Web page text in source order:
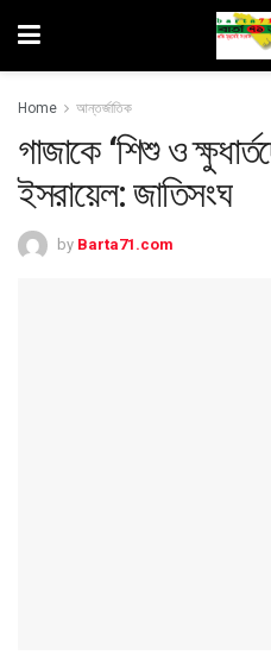
Home আন্তর্জাতিক
গাজাকে ‘শিশু ও
ইসরায়েল: জাতিসংঘ
by Barta71.com